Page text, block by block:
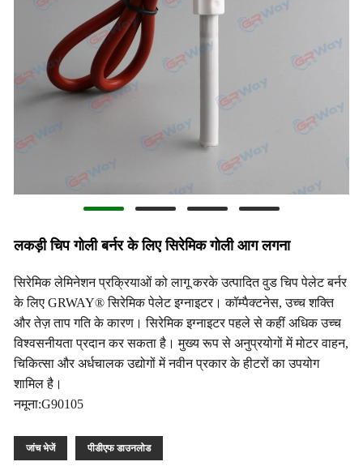
लकड़ी चिप गोली बर्नर के लिए सिरेमिक गोली आग लगना
सिरेमिक लेमिनेशन प्रक्रियाओं को लागू करके उत्पादित वुड चिप पेलेट बर्नर
के लिए GRWAY® सिरेमिक पेलेट इग्नाइटर। कॉम्पैक्टनेस, उच्च शक्ति
और तेज़ ताप गति के कारण। सिरेमिक इग्नाइटर पहले से कहीं अधिक उच्च
विश्वसनीयता प्रदान कर सकता है। मुख्य रूप से अनुप्रयोगों में मोटर वाहन,
चिकित्सा और अर्धचालक उद्योगों में नवीन प्रकार के हीटरों का उपयोग
शामिल है।
नमूना:G90105
जांच भेजें पीडीएफ डाउनलोड